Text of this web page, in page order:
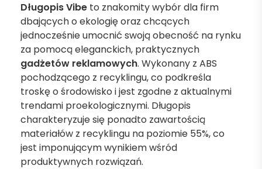
Długopis Vibe to znakomity wybór dla firm
dbających o ekologię oraz chcących
jednocześnie umocnić swoją obecność na rynku
za pomocą eleganckich, praktycznych
gadżetów reklamowych. Wykonany z ABS
pochodzącego z recyklingu, co podkreśla
troskę o środowisko i jest zgodne z aktualnymi
trendami proekologicznymi. Długopis
charakteryzuje się ponadto zawartością
materiałów z recyklingu na poziomie 55%, co
jest imponującym wynikiem wśród
produktywnych rozwiązań.